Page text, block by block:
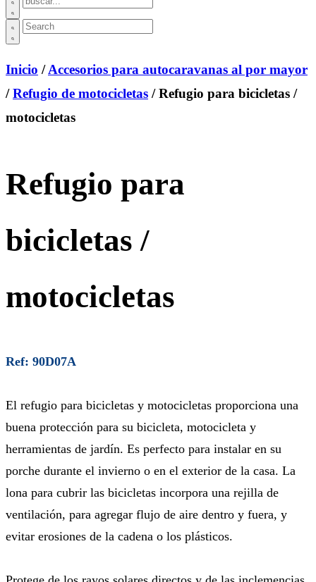
Inicio /Accesorios para autocaravanas al por mayor
/Refugio de motocicletas / Refugio para bicicletas /
motocicletas
Refugio para
bicicletas /
motocicletas
Ref: 90D07A
El refugio para bicicletas y motocicletas proporciona una
buena protección para su bicicleta, motocicleta y
herramientas de jardín. Es perfecto para instalar en su
porche durante el invierno o en el exterior de la casa. La
lona para cubrir las bicicletas incorpora una rejilla de
ventilación, para agregar flujo de aire dentro y fuera, y
evitar erosiones de la cadena o los plásticos.